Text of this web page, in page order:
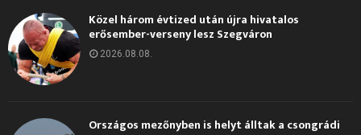
Közel három évtized után újra hivatalos
erősember-verseny lesz Szegváron
2026.08.08.
Országos mezőnyben is helyt álltak a csongrádi